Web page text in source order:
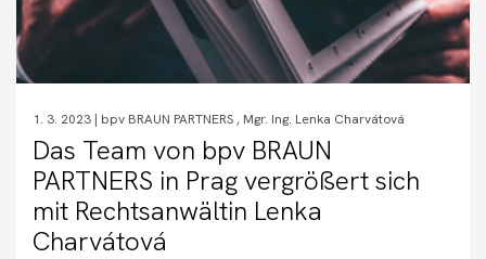
1. 3. 2023 | bpv BRAUN PARTNERS , Mgr. Ing. Lenka Charvátová
Das Team von bpv BRAUN
PARTNERS in Prag vergrößert sich
mit Rechtsanwältin Lenka
Charvátová